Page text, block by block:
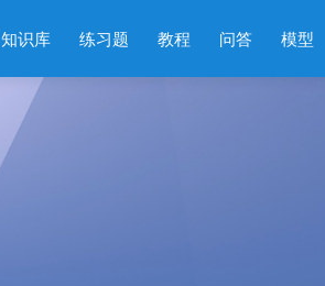
知识库 练习题 教程 问答 模型